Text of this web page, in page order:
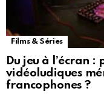
Films & Séries
Du jeu à l’écran
vidéoludiques
francophones ?